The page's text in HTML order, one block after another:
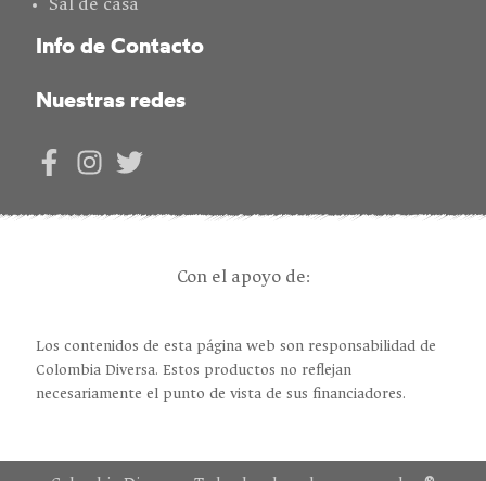
Sal de casa
Info de Contacto
Nuestras redes
Con el apoyo de:
Los contenidos de esta página web son responsabilidad de
Colombia Diversa. Estos productos no reflejan
necesariamente el punto de vista de sus financiadores.